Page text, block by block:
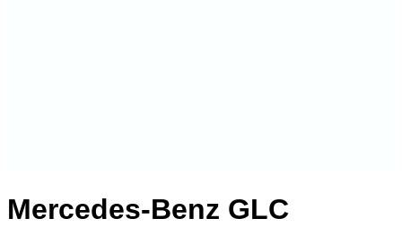
Mercedes-Benz GLC